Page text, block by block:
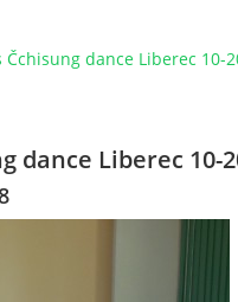
dance Liberec 10-
dance Liberec 10-